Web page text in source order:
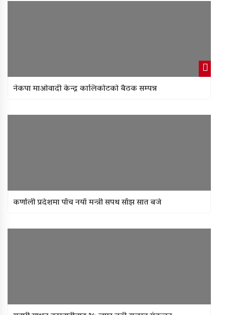
नेकपा माओवादी केन्द्र कालिकोटको बैठक सम्पन्न
कर्णाली प्रदेशमा पाँच नयाँ मन्त्री सपथ साँझ सात बजे